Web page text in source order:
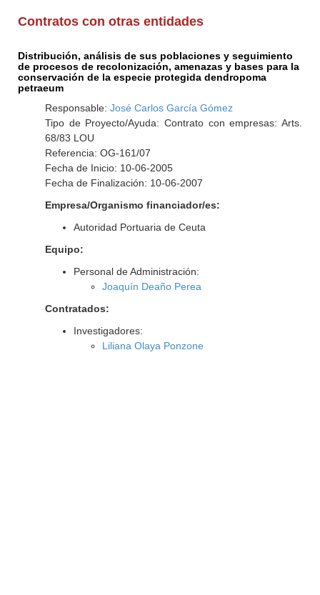
Contratos con otras entidades
Distribución, análisis de sus poblaciones y seguimiento
de procesos de recolonización, amenazas y bases para la
conservación de la especie protegida dendropoma
petraeum
Responsable: José Carlos García Gómez
Tipo de Proyecto/Ayuda: Contrato con empresas: Arts.
68/83 LOU
Referencia: OG-161/07
Fecha de Inicio: 10-06-2005
Fecha de Finalización: 10-06-2007
Empresa/Organismo financiador/es:
Autoridad Portuaria de Ceuta
Equipo:
Personal de Administración:
Joaquín Deaño Perea
Contratados:
Investigadores:
Liliana Olaya Ponzone